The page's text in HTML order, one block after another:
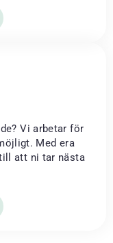
Vi arbetar för
Med era
att ni tar nästa